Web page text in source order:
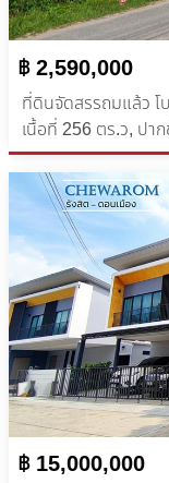
฿ 2,590,000
ที่ดินจัดสรรถมแล้ว โ
เนื้อที่ 256 ตร.ว, ปา
฿ 15,000,000